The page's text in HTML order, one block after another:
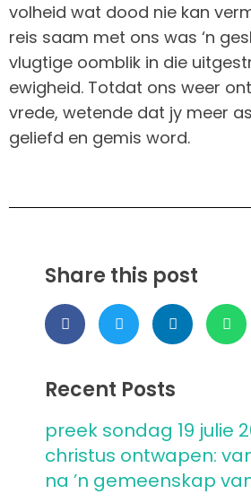
volheid wat dood nie kan
reis saam met ons was ‘n
vlugtige oomblik in die
ewigheid. Totdat ons weer
vrede, wetende dat jy meer
geliefd en gemis word.
Share this post
Recent Posts
preek sondag 19 julie
christus ontwapen:
na ’n gemeenskap